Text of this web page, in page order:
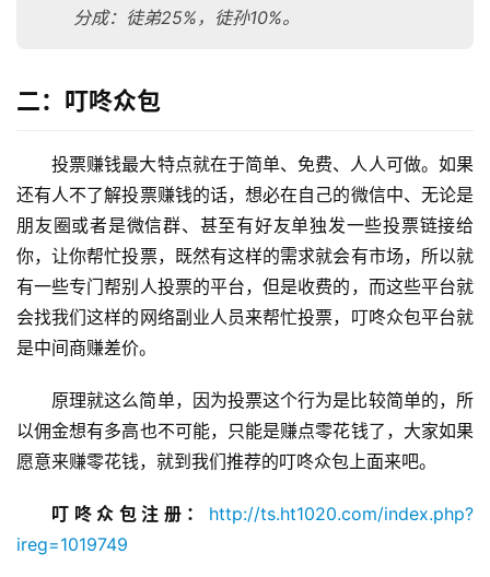
分成：徒弟25%，徒孙10%。
二：叮咚众包
投票赚钱最大特点就在于简单、免费、人人可做。如果
还有人不了解投票赚钱的话，想必在自己的微信中、无论是
朋友圈或者是微信群、甚至有好友单独发一些投票链接给
你，让你帮忙投票，既然有这样的需求就会有市场，所以就
有一些专门帮别人投票的平台，但是收费的，而这些平台就
会找我们这样的网络副业人员来帮忙投票，叮咚众包平台就
是中间商赚差价。
原理就这么简单，因为投票这个行为是比较简单的，所
以佣金想有多高也不可能，只能是赚点零花钱了，大家如果
愿意来赚零花钱，就到我们推荐的叮咚众包上面来吧。
叮咚众包注册： http://ts.ht1020.com/index.php?
ireg=1019749